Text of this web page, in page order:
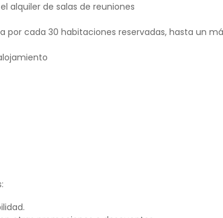
alquiler de salas de reuniones
por cada 30 habitaciones reservadas, hasta un